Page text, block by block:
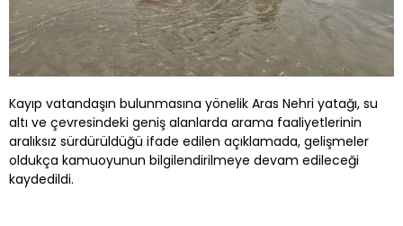
Kayıp vatandaşın bulunmasına yönelik Aras Nehri yatağı, su
altı ve çevresindeki geniş alanlarda arama faaliyetlerinin
aralıksız sürdürüldüğü ifade edilen açıklamada, gelişmeler
oldukça kamuoyunun bilgilendirilmeye devam edileceği
kaydedildi.